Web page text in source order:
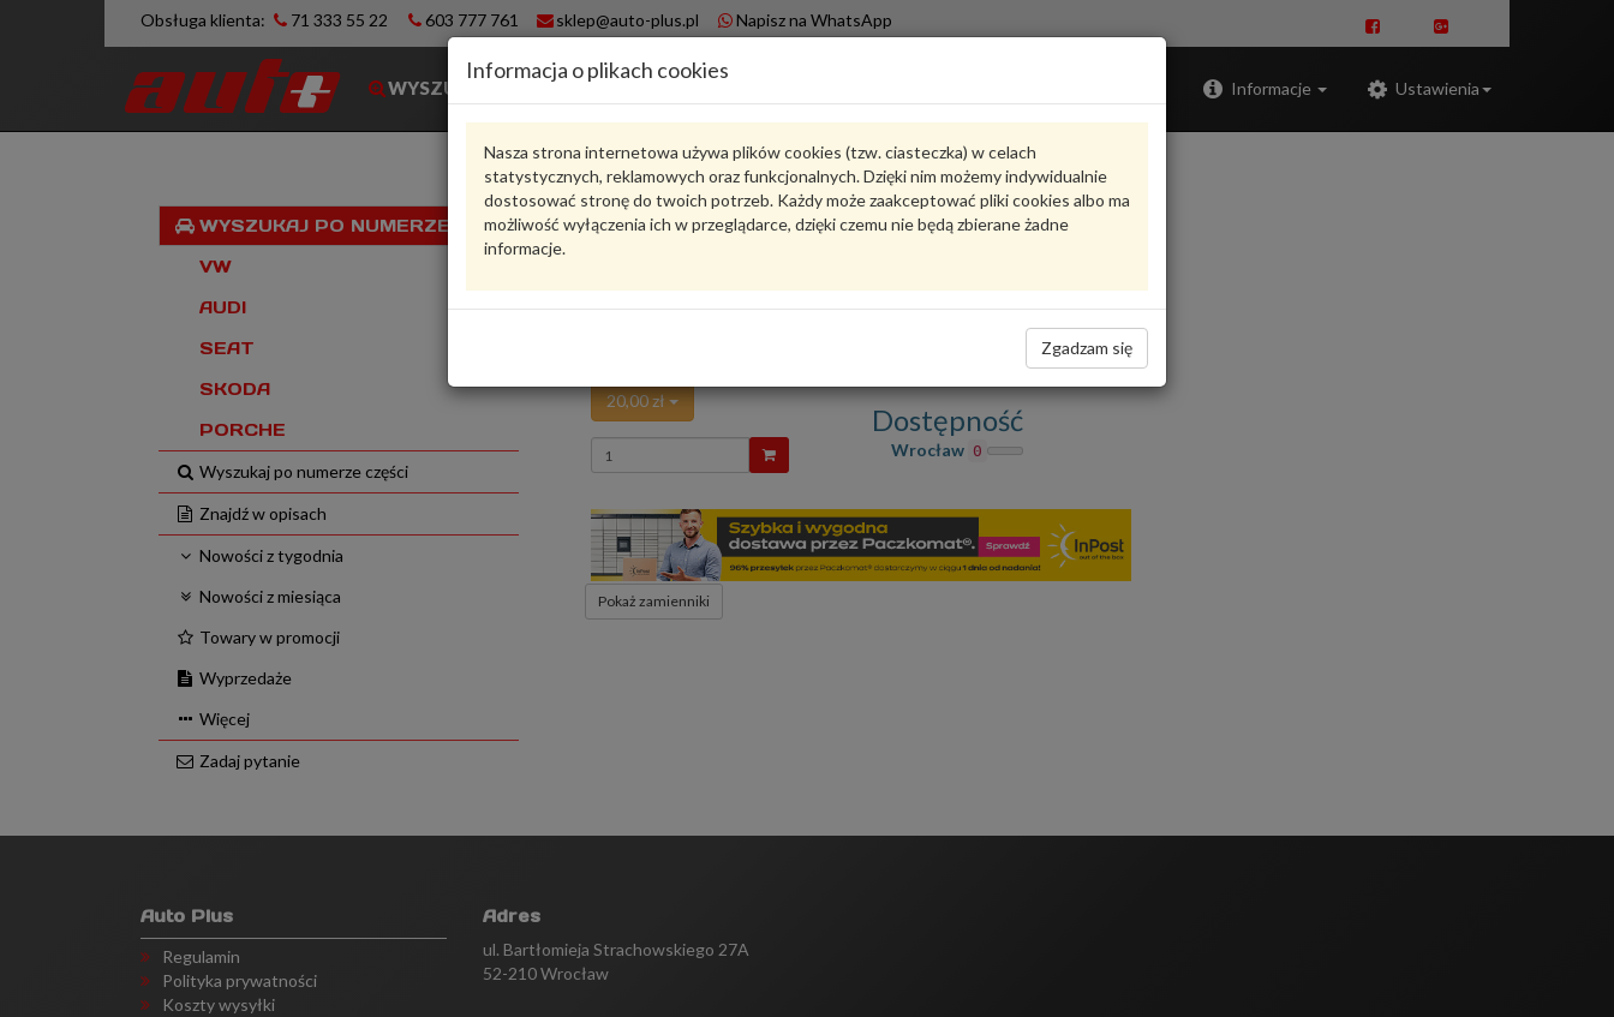
Obsługa klienta: 71 333 55 22 603 777 761 sklep@auto-plus.pl Napisz na WhatsApp
WYSZUKIWARKA Informacje Ustawienia
Informacja o plikach cookies
Nasza strona internetowa używa plików cookies (tzw. ciasteczka) w celach
statystycznych, reklamowych oraz funkcjonalnych. Dzięki nim możemy indywidualnie
dostosować stronę do twoich potrzeb. Każdy może zaakceptować pliki cookies albo ma
możliwość wyłączenia ich w przeglądarce, dzięki czemu nie będą zbierane żadne
informacje.
Zgadzam się
WYSZUKAJ PO NUMERZE VIN
VW
AUDI
SEAT
SKODA
PORCHE
Wyszukaj po numerze części
Znajdź w opisach
Nowości z tygodnia
Nowości z miesiąca
Towary w promocji
Wyprzedaże
Więcej
Zadaj pytanie
Karta produktu
oceń produkt
Zadaj pytanie o produkt
20,00 zł
Wprowadź
ilość
Dostępność
Wrocław 0
Pokaż zamienniki
Auto Plus
Regulamin
Polityka prywatności
Koszty wysyłki
Adres
ul. Bartłomieja Strachowskiego 27A
52-210 Wrocław